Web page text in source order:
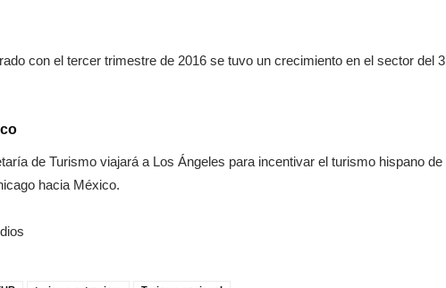
con el tercer trimestre de 2016 se tuvo un crecimiento en el sector del 3
de Turismo viajará a Los Ángeles para incentivar el turismo hispano de
hacia México.